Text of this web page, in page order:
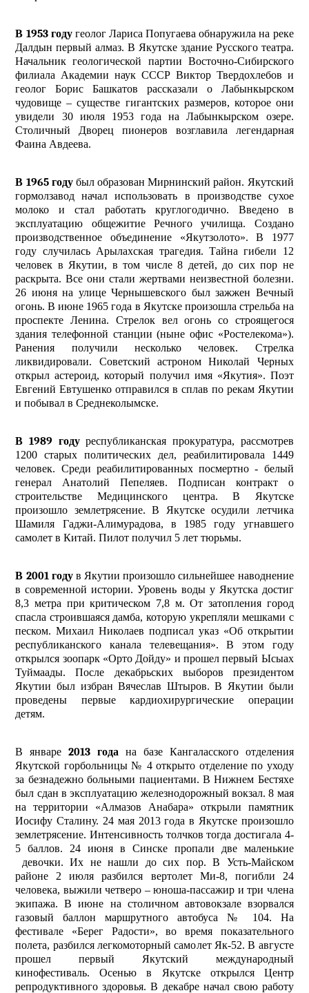
В 1953 годугеолог Лариса Попугаева обнаружила на реке
Далдын первый алмаз. В Якутске здание Русского театра.
Начальник геологической партии Восточно-Сибирского
филиала Академии наук СССР Виктор Твердохлебов и
геолог Борис Башкатов рассказали о Лабынкырском
чудовище – существе гигантских размеров, которое они
увидели 30 июля 1953 года на Лабынкырском озере.
Столичный Дворец пионеров возглавила легендарная
Фаина Авдеева.
В 1965 годубыл образован Мирнинский район. Якутский
гормолзавод начал использовать в производстве сухое
молоко и стал работать круглогодично. Введено в
эксплуатацию общежитие Речного училища. Создано
производственное объединение «Якутзолото». В 1977
году случилась Арылахская трагедия. Тайна гибели 12
человек в Якутии, в том числе 8 детей, до сих пор не
раскрыта. Все они стали жертвами неизвестной болезни.
26 июня на улице Чернышевского был зажжен Вечный
огонь. В июне 1965 года в Якутске произошла стрельба на
проспекте Ленина. Стрелок вел огонь со строящегося
здания телефонной станции (ныне офис «Ростелекома»).
Ранения получили несколько человек. Стрелка
ликвидировали. Советский астроном Николай Черных
открыл астероид, который получил имя «Якутия». Поэт
Евгений Евтушенко отправился в сплав по рекам Якутии
и побывал в Среднеколымске.
В 1989 годуреспубликанская прокуратура, рассмотрев
1200 старых политических дел, реабилитировала 1449
человек. Среди реабилитированных посмертно - белый
генерал Анатолий Пепеляев. Подписан контракт о
строительстве Медицинского центра. В Якутске
произошло землетрясение. В Якутске осудили летчика
Шамиля Гаджи-Алимурадова, в 1985 году угнавшего
самолет в Китай. Пилот получил 5 лет тюрьмы.
В 2001 годув Якутии произошло сильнейшее наводнение
в современной истории. Уровень воды у Якутска достиг
8,3 метра при критическом 7,8 м. От затопления город
спасла строившаяся дамба, которую укрепляли мешками с
песком. Михаил Николаев подписал указ «Об открытии
республиканского канала телевещания». В этом году
открылся зоопарк «Орто Дойду» и прошел первый Ысыах
Туймаады. После декабрьских выборов президентом
Якутии был избран Вячеслав Штыров. В Якутии были
проведены первые кардиохирургические операции
детям.
В январе2013 года на базе Кангаласского отделения
Якутской горбольницы № 4 открыто отделение по уходу
за безнадежно больными пациентами. В Нижнем Бестяхе
был сдан в эксплуатацию железнодорожный вокзал. 8 мая
на территории «Алмазов Анабара» открыли памятник
Иосифу Сталину. 24 мая 2013 года в Якутске произошло
землетрясение. Интенсивность толчков тогда достигала 4-
5 баллов. 24 июня в Синске пропали две маленькие
девочки. Их не нашли до сих пор. В Усть-Майском
районе 2 июля разбился вертолет Ми-8, погибли 24
человека, выжили четверо – юноша-пассажир и три члена
экипажа. В июне на столичном автовокзале взорвался
газовый баллон маршрутного автобуса № 104. На
фестивале «Берег Радости», во время показательного
полета, разбился легкомоторный самолет Як-52. В августе
прошел первый Якутский международный
кинофестиваль. Осенью в Якутске открылся Центр
репродуктивного здоровья. В декабре начал свою работу